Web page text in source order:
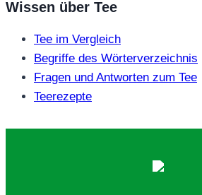
Wissen über Tee
Tee im Vergleich
Begriffe des Wörterverzeichnis
Fragen und Antworten zum Tee
Teerezepte